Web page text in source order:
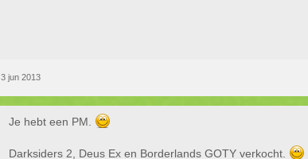
3 jun 2013
Je hebt een PM.
Darksiders 2, Deus Ex en Borderlands GOTY verkocht.